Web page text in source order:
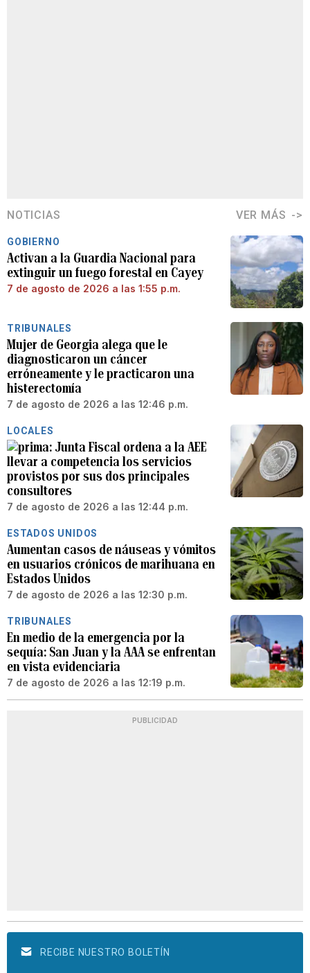
NOTICIAS VER MÁS
GOBIERNO
Activan a la Guardia Nacional para
extinguir un fuego forestal en Cayey
7 de agosto de 2026 a las 1:55 p.m.
TRIBUNALES
Mujer de Georgia alega que le
diagnosticaron un cáncer
erróneamente y le practicaron una
histerectomía
7 de agosto de 2026 a las 12:46 p.m.
LOCALES
Junta Fiscal ordena a la AEE
llevar a competencia los servicios
provistos por sus dos principales
consultores
7 de agosto de 2026 a las 12:44 p.m.
ESTADOS UNIDOS
Aumentan casos de náuseas y vómitos
en usuarios crónicos de marihuana en
Estados Unidos
7 de agosto de 2026 a las 12:30 p.m.
TRIBUNALES
En medio de la emergencia por la
sequía: San Juan y la AAA se enfrentan
en vista evidenciaria
7 de agosto de 2026 a las 12:19 p.m.
PUBLICIDAD
RECIBE NUESTRO BOLETÍN